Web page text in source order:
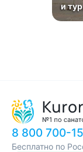
и
8 800 700-
Бесплатно по